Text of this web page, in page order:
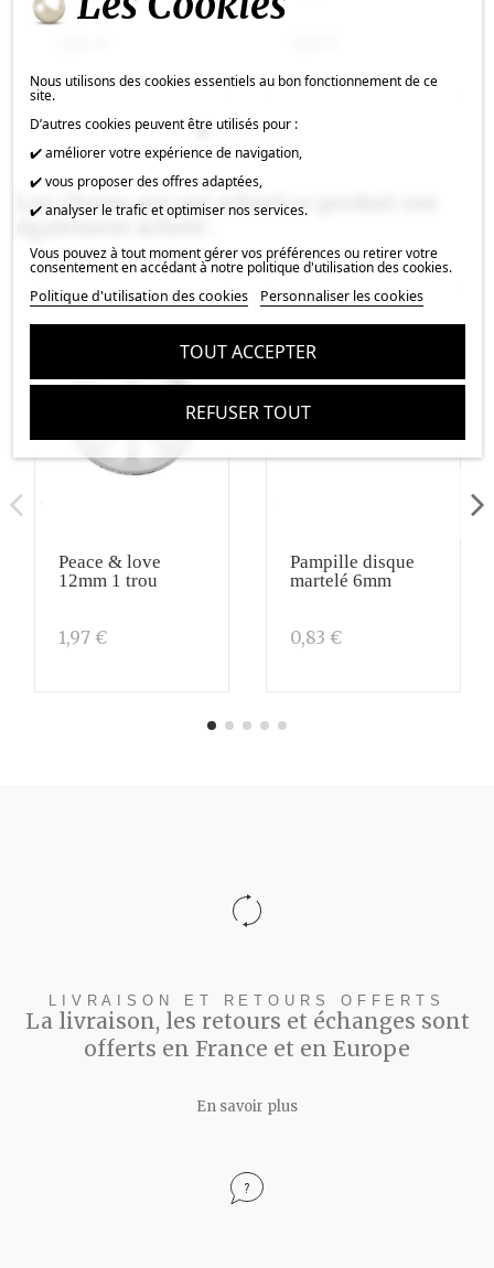
Les clients qui ont acheté ce produit ont
également acheté :
Peace & love
12mm 1 trou
1,97 €
Pampille disque
martelé 6mm
0,83 €
LIVRAISON ET RETOURS OFFERTS
La livraison, les retours et échanges sont
offerts en France et en Europe
En savoir plus
Nous utilisons des cookies essentiels au bon fonctionnement de ce
site.
D’autres cookies peuvent être utilisés pour :
✔️ améliorer votre expérience de navigation,
✔️ vous proposer des offres adaptées,
✔️ analyser le trafic et optimiser nos services.
Vous pouvez à tout moment gérer vos préférences ou retirer votre
consentement en accédant à notre politique d'utilisation des cookies.
Politique d'utilisation des cookies
Personnaliser les cookies
REFUSER TOUT
TOUT ACCEPTER